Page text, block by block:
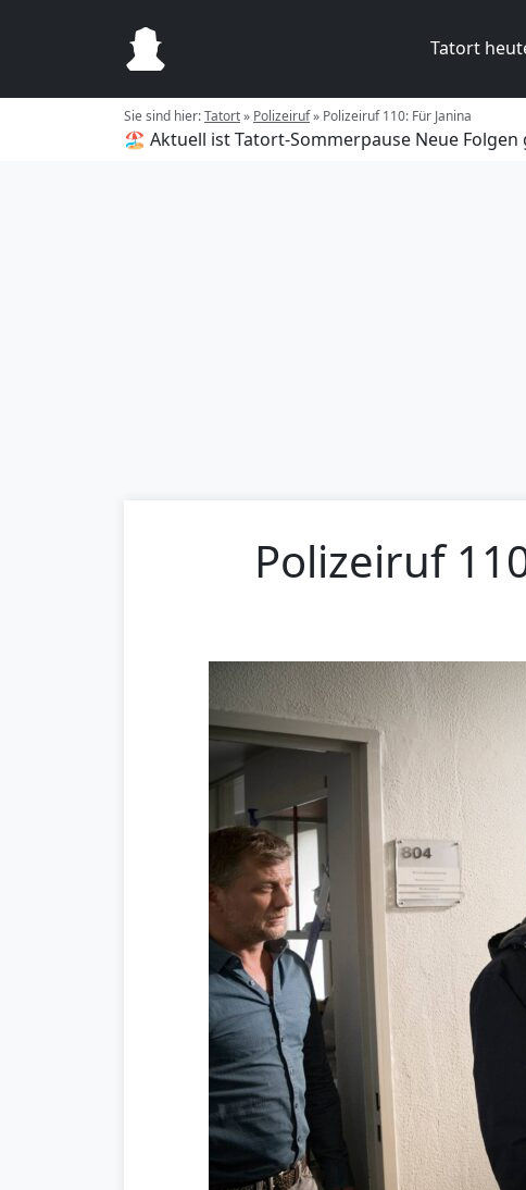
Tatort
Sie sind hier:Tatort» Polizeiruf» Polizeiruf 110: Für Janina
🏖️ Aktuell ist Tatort-Sommerpause Neue Folgen
Polizeiruf